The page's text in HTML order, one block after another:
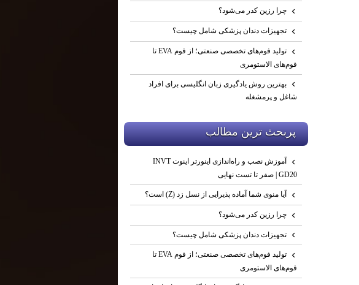
چرا رزین کدر می‌شود؟
تجهیزات دندان پزشکی شامل چیست؟
تولید فوم‌های تخصصی صنعتی؛ از فوم EVA تا
فوم‌های الاستومری
بهترین روش یادگیری زبان انگلیسی برای افراد
شاغل و پرمشغله
پربحث ترين مطالب
آموزش نصب و راه‌اندازی اینورتر اینوت INVT
GD20 | صفر تا تست نهایی
آیا منوی شما آماده پذیرایی از نسل زد (Z) است؟
چرا رزین کدر می‌شود؟
تجهیزات دندان پزشکی شامل چیست؟
تولید فوم‌های تخصصی صنعتی؛ از فوم EVA تا
فوم‌های الاستومری